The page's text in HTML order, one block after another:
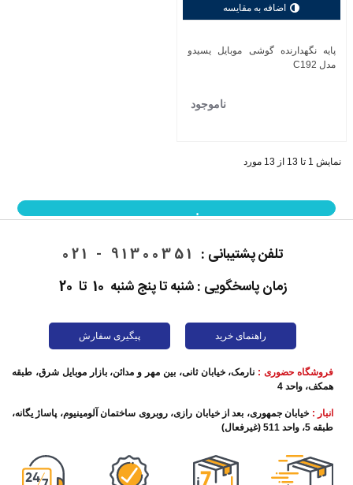
اضافه به مقایسه
پایه نگهدارنده گوشی موبایل یسیدو
مدل C192
ناموجود
نمایش 1 تا 13 از 13 مورد
نمایش بیشتر
تلفن پشتیبانی : 91300351 - 021
زمان پاسخگویی : شنبه تا پنج شنبه 10 تا 20
راهنمای خرید پیگیری سفارش
فروشگاه حضوری : نارمک، خیابان ثانی، بین مهر و مدائن، بازار موبایل شرق، طبقه
همکف، واحد 4
انبار : خیابان جمهوری، بعد از خیابان رازی، روبروی ساختمان آلومینیوم، پاساژ یگانه،
طبقه 5، واحد 511 (غیرفعال)